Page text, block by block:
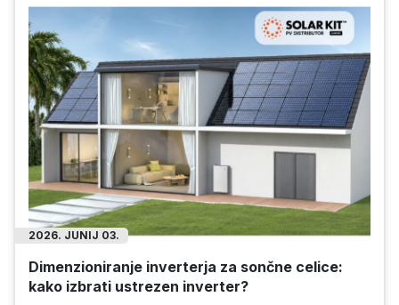
2026. JUNIJ 03.
Dimenzioniranje inverterja za sončne celice:
kako izbrati ustrezen inverter?